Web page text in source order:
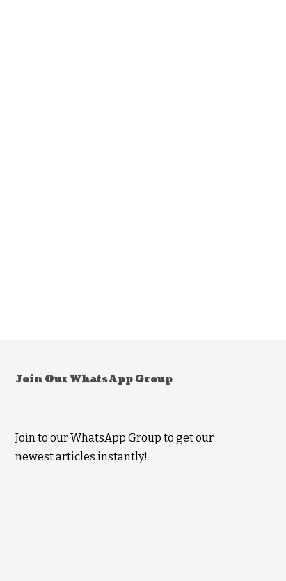
Join Our WhatsApp Group
Join to our WhatsApp Group to get our
newest articles instantly!